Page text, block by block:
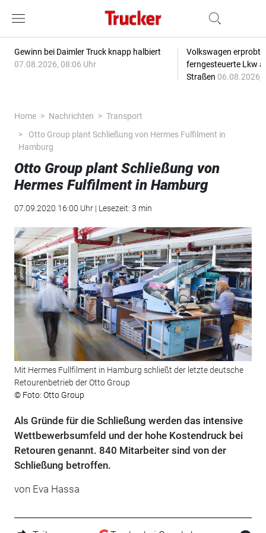
Gewinn bei Daimler Truck knapp halbiert
07.08.2026, 08:06 Uhr
Volkswagen erprobt
ferngesteuerte Lkw
Straßen 06.08.2026,
Home Nachrichten
Transport
Otto Group plant Schließung von Hermes Fulfilment in
Hamburg
Otto Group plant Schließung von
Hermes Fulfilment in Hamburg
07.09.2020 16:00 Uhr | Lesezeit: 3 min
Mit Hermes Fullfilment in Hamburg schließt der letzte deutsche
Retourenbetrieb der Otto Group
© Foto: Otto Group
Als Gründe für die Schließung werden das intensive
Wettbewerbsumfeld und der hohe Kostendruck bei
Retouren genannt. 840 Mitarbeiter sind von der
Schließung betroffen.
von Eva Hassa